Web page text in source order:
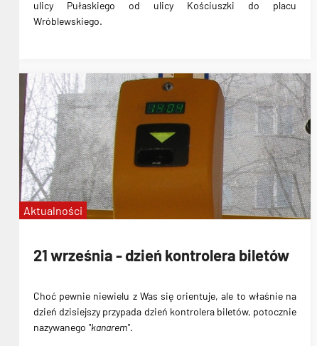
ulicy Pułaskiego od ulicy Kościuszki do placu
Wróblewskiego.
21 września - dzień kontrolera biletów
Choć pewnie niewielu z Was się orientuje, ale to właśnie na
dzień dzisiejszy przypada dzień kontrolera biletów, potocznie
nazywanego "kanarem".
Aktualności